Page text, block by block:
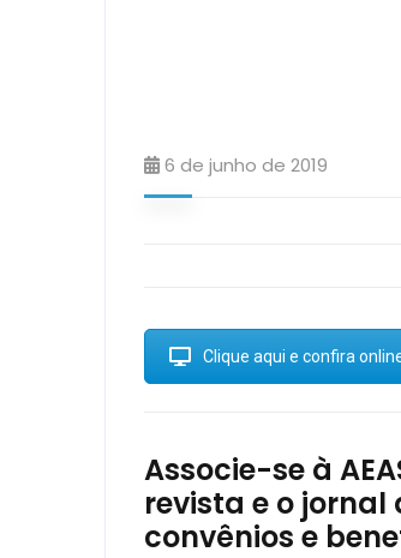
6 de junho de 2019
Clique aqui e confira
Associe-se à
revista e o
convênios e